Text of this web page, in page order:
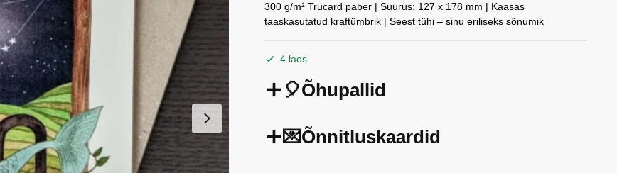
300 g/m² Trucard paber | Suurus: 127 x 178 mm | Kaasas
taaskasutatud kraftümbrik | Seest tühi – sinu eriliseks sõnumik
4 laos
🎈Õhupallid
💌Õnnitluskaardid